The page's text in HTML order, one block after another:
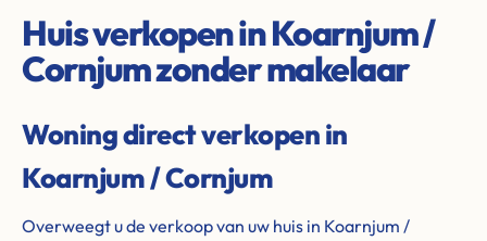
Huis verkopen in Koarnjum /
Cornjum zonder makelaar
Woning direct verkopen in
Koarnjum / Cornjum
Overweegt u de verkoop van uw huis in Koarnjum /